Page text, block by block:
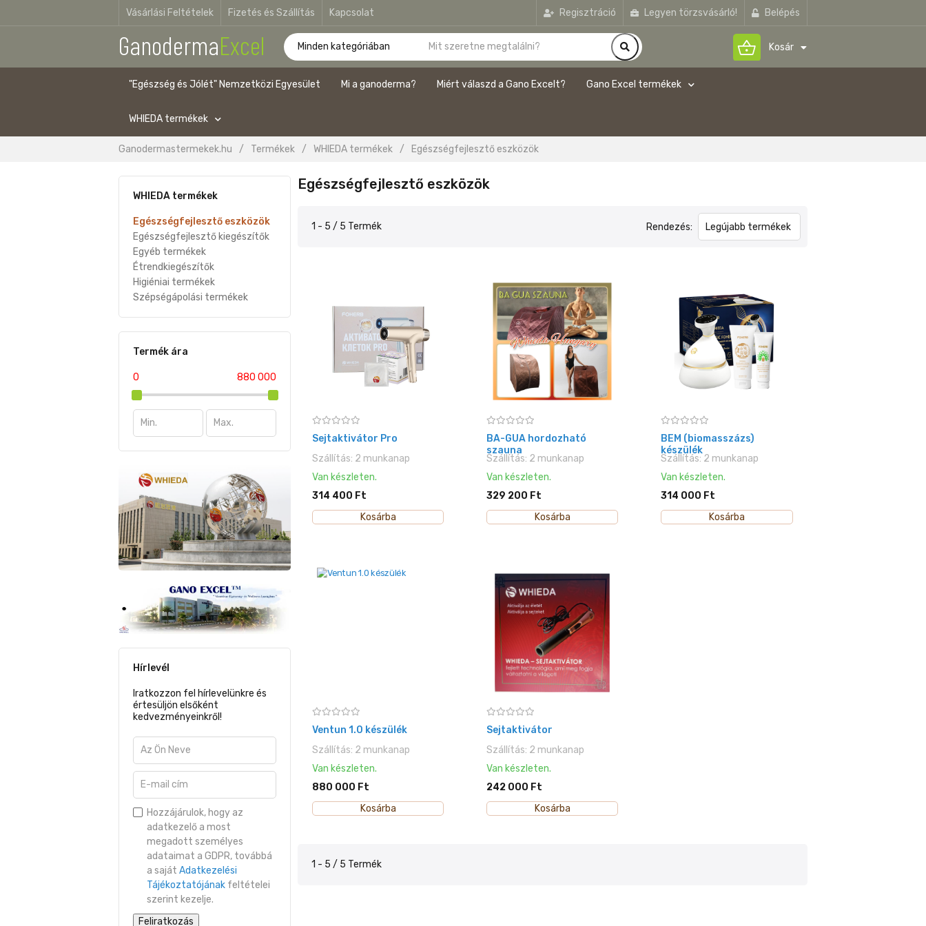
Vásárlási Feltételek Fizetés és Szállítás Kapcsolat Belépés
Legyen törzsvásárló!
Regisztráció
GanodermaExcel shopping_basket Kosár
"Egészség és Jólét" Nemzetközi Egyesület Mi a ganoderma? Miért válaszd a Gano Excelt? Gano Excel termékek
WHIEDA termékek
Ganodermastermekek.hu / Termékek / WHIEDA termékek / Egészségfejlesztő eszközök
WHIEDA termékek
Egészségfejlesztő eszközök
Egészségfejlesztő kiegészítők
Egyéb termékek
Étrendkiegészítők
Higiéniai termékek
Szépségápolási termékek
Termék ára
0 880 000
Hírlevél
Iratkozzon fel hírlevelünkre és
értesüljön elsőként
kedvezményeinkről!
Hozzájárulok, hogy az
adatkezelő a most
megadott személyes
adataimat a GDPR, továbbá
a saját Adatkezelési
Tájékoztatójának feltételei
szerint kezelje.
Feliratkozás
Egészségfejlesztő eszközök
1 - 5 / 5 Termék Rendezés:
Sejtaktivátor Pro
Szállítás: 2 munkanap
Van készleten.
314 400 Ft
Kosárba
BA-GUA hordozható
szauna
Szállítás: 2 munkanap
Van készleten.
329 200 Ft
Kosárba
BEM (biomasszázs)
készülék
Szállítás: 2 munkanap
Van készleten.
314 000 Ft
Kosárba
Ventun 1.0 készülék
Szállítás: 2 munkanap
Van készleten.
880 000 Ft
Kosárba
Sejtaktivátor
Szállítás: 2 munkanap
Van készleten.
242 000 Ft
Kosárba
1 - 5 / 5 Termék